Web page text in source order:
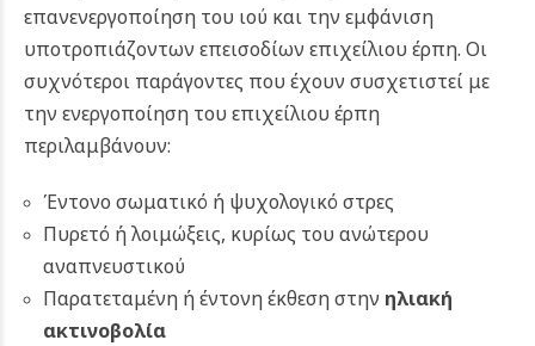
επανενεργοποίηση του ιού και την εμφάνιση
υποτροπιάζοντων επεισοδίων επιχείλιου έρπη. Οι
συχνότεροι παράγοντες που έχουν συσχετιστεί με
την ενεργοποίηση του επιχείλιου έρπη
περιλαμβάνουν:
Έντονο σωματικό ή ψυχολογικό στρες
Πυρετό ή λοιμώξεις, κυρίως του ανώτερου
αναπνευστικού
Παρατεταμένη ή έντονη έκθεση στην ηλιακή
ακτινοβολία